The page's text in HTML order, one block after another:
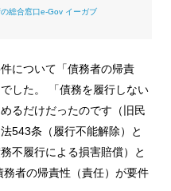
総合窓口e-Gov イーガブ
について「債務者の帰責
した。 「債務を履行しない
るだけだったのです（旧民
543条（履行不能解除）と
不履行による損害賠償）と
者の帰責性（責任）が要件